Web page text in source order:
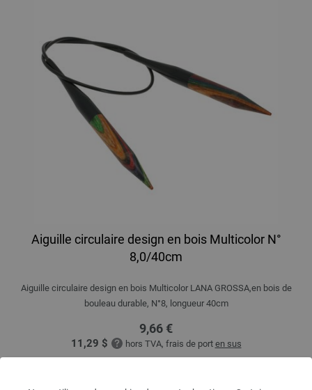
Aiguille circulaire design en bois Multicolor N°
8,0/40cm
Aiguille circulaire design en bois Multicolor LANA GROSSA,en bois de
bouleau durable, N°8, longueur 40cm
9,66 €
11,29 $ hors TVA, frais de port en sus